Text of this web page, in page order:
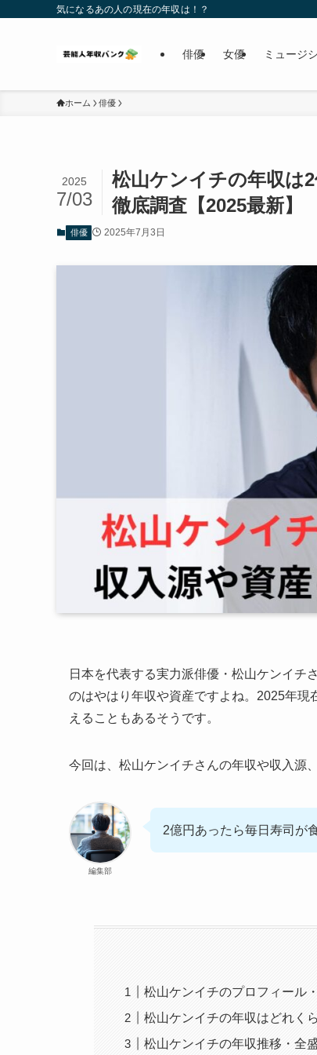
気になるあの人の現在の年収は！？
俳優 女優 ミュージ
ホーム 俳優
松山ケンイチの年収は
徹底調査【2025最新】
2025
7/03
俳優 2025年7月3日
日本を代表する実力派俳優・松山ケンイチ
のはやはり年収や資産ですよね。2025年
えることもあるそうです。
今回は、松山ケンイチさんの年収や収入源
編集部
2億円あったら毎日寿司が
松山ケンイチのプロフィール
松山ケンイチの年収はどれく
松山ケンイチの年収推移・全